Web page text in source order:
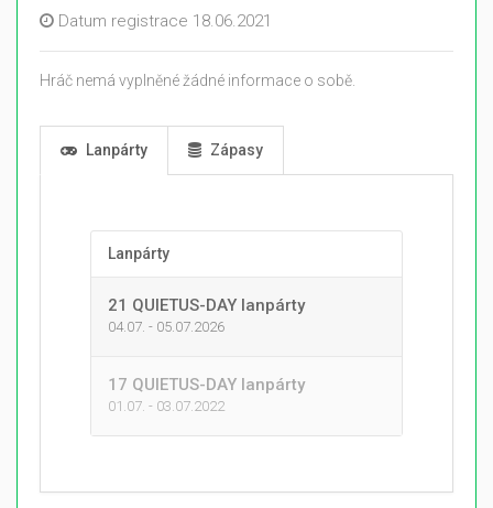
Datum registrace 18.06.2021
Hráč nemá vyplněné žádné informace o sobě.
Lanpárty Zápasy
Lanpárty
21 QUIETUS-DAY lanpárty
04.07. - 05.07.2026
17 QUIETUS-DAY lanpárty
01.07. - 03.07.2022